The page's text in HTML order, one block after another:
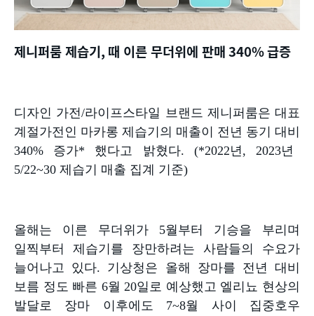
제니퍼룸 제습기, 때 이른 무더위에 판매340%급증
디자인 가전/라이프스타일 브랜드 제니퍼룸은 대표
계절가전인 마카롱 제습기의 매출이 전년 동기 대비
340% 증가* 했다고 밝혔다. (*2022년 , 2023년
5/22~30 제습기 매출 집계 기준)
올해는 이른 무더위가 5월부터 기승을 부리며
일찍부터 제습기를 장만하려는 사람들의 수요가
늘어나고 있다. 기상청은 올해 장마를 전년 대비
보름 정도 빠른 6월 20일로 예상했고 엘리뇨 현상의
발달로 장마 이후에도
7~8월 사이 집중호우